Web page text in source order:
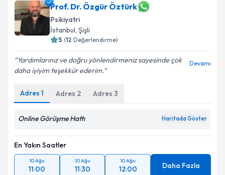
Prof. Dr. Özgür Öztürk
Psikiyatri
İstanbul, Şişli
5 (12 Değerlendirme)
Yardımlarınız ve doğru yönlendirmeniz sayesinde çok
daha iyiyim teşekkür ederim.
Devamı
Adres 1 Adres 2 Adres 3
Online Görüşme Hattı Haritada Göster
En Yakın Saatler
10 Ağu
11:00
10 Ağu
11:30
10 Ağu
12:00 Daha Fazla